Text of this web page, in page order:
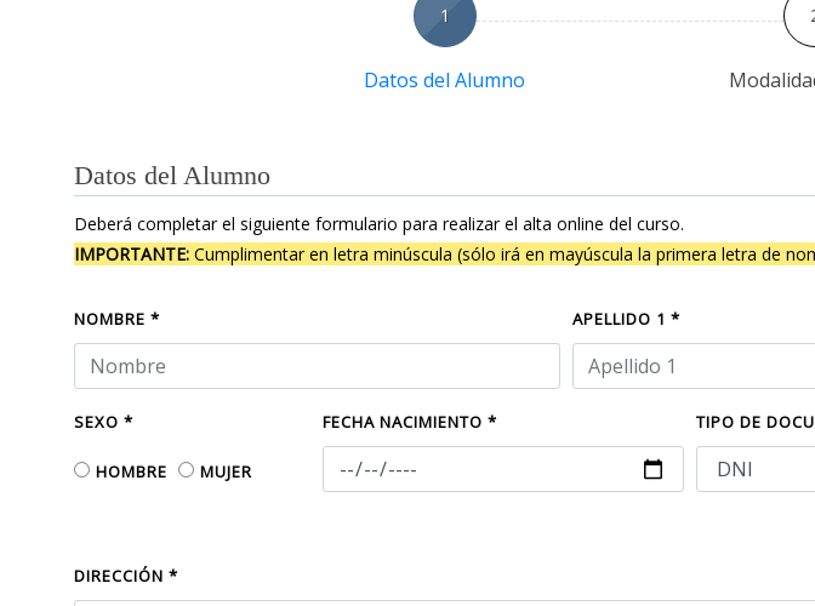
1
Datos del Alumno
Datos del Alumno
Deberá completar el siguiente formulario para realizar el alta online del curso.
IMPORTANTE: Cumplimentar en letra minúscula (sólo irá en mayúscula la primera letra de
NOMBRE * APELLIDO 1 *
SEXO *
HOMBRE MUJER
FECHA NACIMIENTO * TIPO DE
DIRECCIÓN *